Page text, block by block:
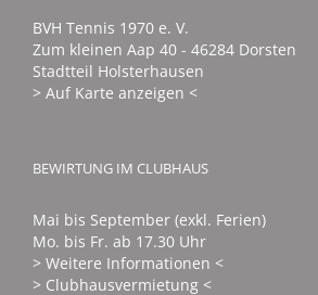
BVH Tennis 1970 e. V.
Zum kleinen Aap 40 - 46284 Dorsten
Stadtteil Holsterhausen
> Auf Karte anzeigen <
BEWIRTUNG IM CLUBHAUS
Mai bis September (exkl. Ferien)
Mo. bis Fr. ab 17.30 Uhr
> Weitere Informationen <
> Clubhausvermietung <